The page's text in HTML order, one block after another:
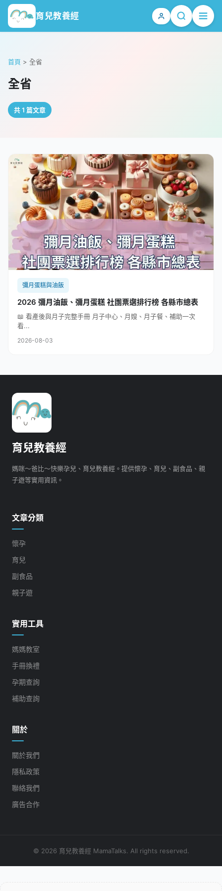
育兒教養經
首頁 > 全省
全省
共 1 篇文章
彌月蛋糕與油飯
2026 彌月油飯、彌月蛋糕 社團票選排行榜 各縣市總表
📖 看產後與月子完整手冊 月子中心、月嫂、月子餐、補助一次
看...
2026-08-03
育兒教養經
媽咪～爸比～快樂孕兒、育兒教養經。提供懷孕、育兒、副食品、親
子遊等實用資訊。
文章分類
懷孕
育兒
副食品
親子遊
實用工具
媽媽教室
手冊換禮
孕期查詢
補助查詢
關於
關於我們
隱私政策
聯絡我們
廣告合作
© 2026 育兒教養經 MamaTalks. All rights reserved.